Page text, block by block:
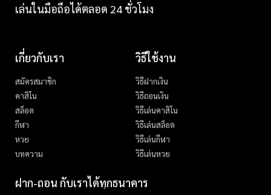
เล่นในมือถือได้ตลอด 24 ชั่วโมง
เกี่ยวกับเรา
สมัครสมาชิก
คาสิโน
สล็อต
กีฬา
หวย
บทความ
วิธีใช้งาน
วิธีฝากเงิน
วิธีถอนเงิน
วิธีเล่นคาสิโน
วิธีเล่นสล็อต
วิธีเล่นกีฬา
วิธีเล่นหวย
ฝาก-ถอน กับเราได้ทุกธนาคาร